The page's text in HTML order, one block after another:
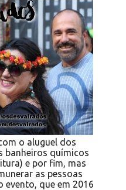
o aluguel dos
banheiros químicos
e por fim, mas
as pessoas
que em 2016